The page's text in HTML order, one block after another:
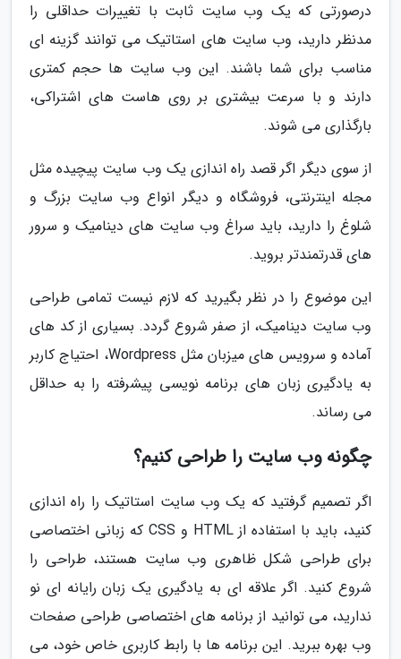
درصورتی که یک وب سایت ثابت با تغییرات حداقلی را
مدنظر دارید، وب سایت های استاتیک می توانند گزینه ای
مناسب برای شما باشند. این وب سایت ها حجم کمتری
دارند و با سرعت بیشتری بر روی هاست های اشتراکی،
بارگذاری می شوند.
از سوی دیگر اگر قصد راه اندازی یک وب سایت پیچیده مثل
مجله اینترنتی، فروشگاه و دیگر انواع وب سایت بزرگ و
شلوغ را دارید، باید سراغ وب سایت های دینامیک و سرور
های قدرتمندتر بروید.
این موضوع را در نظر بگیرید که لازم نیست تمامی طراحی
وب سایت دینامیک، از صفر شروع گردد. بسیاری از کد های
آماده و سرویس های میزبان مثل Wordpress، احتیاج کاربر
به یادگیری زبان های برنامه نویسی پیشرفته را به حداقل
می رساند.
چگونه وب سایت را طراحی کنیم؟
اگر تصمیم گرفتید که یک وب سایت استاتیک را راه اندازی
کنید، باید با استفاده از HTML و CSS که زبانی اختصاصی
برای طراحی شکل ظاهری وب سایت هستند، طراحی را
شروع کنید. اگر علاقه ای به یادگیری یک زبان رایانه ای نو
ندارید، می توانید از برنامه های اختصاصی طراحی صفحات
وب بهره ببرید. این برنامه ها با رابط کاربری خاص خود، می